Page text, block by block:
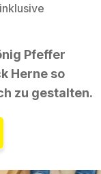
Pfeffer
Herne so
zu gestalten.